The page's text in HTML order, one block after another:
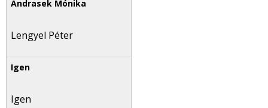
Lengyel Péter
Igen